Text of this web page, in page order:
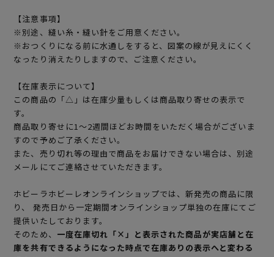
【注意事項】
※別途、縫い糸・縫い針をご用意ください。
※おつくりになる前に水通しをすると、図案の線が見えにくく
なったり消えたりしますので、ご注意ください。
【在庫表示について】
この商品の「△」は在庫少量もしくは商品取り寄せの表示で
す。
商品取り寄せに1～2週間ほどお時間をいただく場合がございま
すので予めご了承ください。
また、売り切れ等の理由で商品をお届けできない場合は、別途
メールにてご連絡させていただきます。
ホビーラホビーレオンラインショップでは、新発売の商品に限
り、 発売日から一定期間オンラインショップ単独の在庫にてご
提供いたしております。
そのため、 一度在庫切れ「×」と表示された商品が実店舗と在
庫を共有できるようになった時点で在庫ありの表示へと変わる